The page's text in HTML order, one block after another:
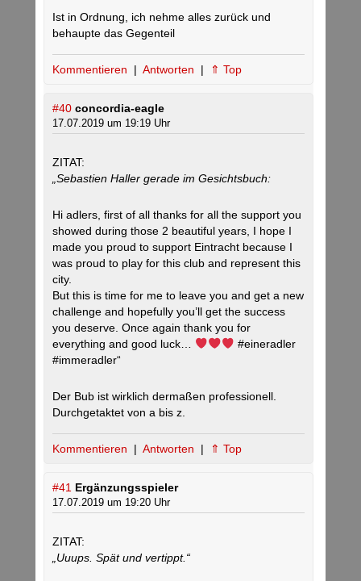
Ist in Ordnung, ich nehme alles zurück und
behaupte das Gegenteil
Kommentieren | Antworten | ⇑ Top
#40 concordia-eagle
17.07.2019 um 19:19 Uhr
ZITAT:
„Sebastien Haller gerade im Gesichtsbuch:
Hi adlers, first of all thanks for all the support you
showed during those 2 beautiful years, I hope I
made you proud to support Eintracht because I
was proud to play for this club and represent this
city.
But this is time for me to leave you and get a new
challenge and hopefully you’ll get the success
you deserve. Once again thank you for
everything and good luck…
#eineradler
#immeradler“
Der Bub ist wirklich dermaßen professionell.
Durchgetaktet von a bis z.
Kommentieren | Antworten | ⇑ Top
#41 Ergänzungsspieler
17.07.2019 um 19:20 Uhr
ZITAT:
„Uuups. Spät und vertippt.“